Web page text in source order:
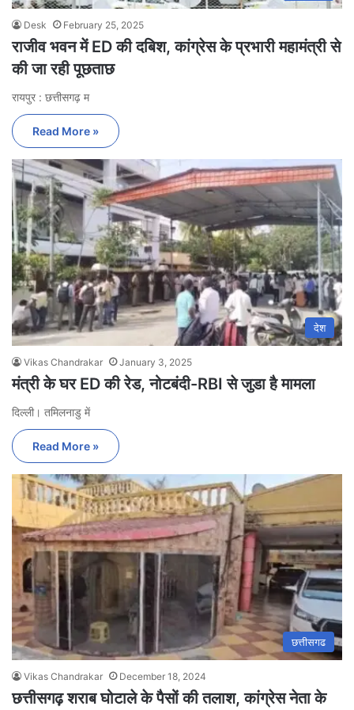
Desk February 25, 2025
राजीव भवन में ED की दबिश, कांग्रेस के प्रभारी महामंत्री से
की जा रही पूछताछ
रायपुर : छत्तीसगढ़ म
Read More »
देश
Vikas Chandrakar January 3, 2025
मंत्री के घर ED की रेड, नोटबंदी-RBI से जुडा है मामला
दिल्ली। तमिलनाडु में
Read More »
छत्तीसगढ
Vikas Chandrakar December 18, 2024
छत्तीसगढ़ शराब घोटाले के पैसों की तलाश, कांग्रेस नेता के